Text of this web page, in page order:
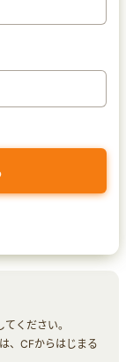
ください。
、CFからはじまる